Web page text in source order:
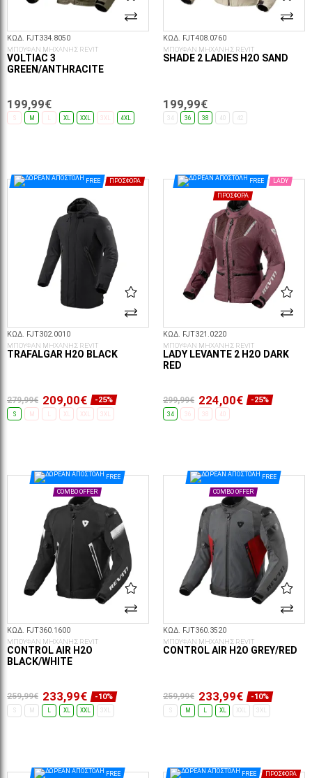
ΚΩΔ. FJT334.8050
ΜΠΟΥΦΑΝ ΜΗΧΑΝΗΣ REVIT
VOLTIAC 3
GREEN/ANTHRACITE
199,99€
S M XL XXL 3XL 4XL
ΚΩΔ. FJT408.0760
ΜΠΟΥΦΑΝ ΜΗΧΑΝΗΣ REVIT
SHADE 2 LADIES H2O SAND
199,99€
34 36 38 40 42
FREE ΠΡΟΣΦΟΡΆ
ΚΩΔ. FJT302.0010
ΜΠΟΥΦΑΝ ΜΗΧΑΝΗΣ REVIT
TRAFALGAR H2O BLACK
279,99€ 209,00€ -25%
S M XL XXL 3XL
FREE LADY
ΠΡΟΣΦΟΡΆ
ΚΩΔ. FJT321.0220
ΜΠΟΥΦΑΝ ΜΗΧΑΝΗΣ REVIT
LADY LEVANTE 2 H2O DARK
RED
299,99€ 224,00€ -25%
34 36 38 40
FREE
COMBO OFFER
ΚΩΔ. FJT360.1600
ΜΠΟΥΦΑΝ ΜΗΧΑΝΗΣ REVIT
CONTROL AIR H2O
BLACK/WHITE
259,99€ 233,99€ -10%
S L XL XXL 3XL
FREE
COMBO OFFER
ΚΩΔ. FJT360.3520
ΜΠΟΥΦΑΝ ΜΗΧΑΝΗΣ REVIT
CONTROL AIR H2O GREY/RED
259,99€ 233,99€ -10%
S M L XL XXL 3XL
FREE FREE ΠΡΟΣΦΟΡΆ